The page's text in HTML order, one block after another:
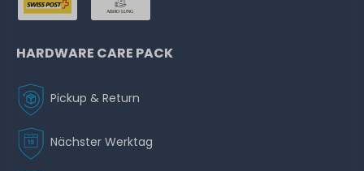
HARDWARE CARE PACK
Pickup & Return
Nächster Werktag